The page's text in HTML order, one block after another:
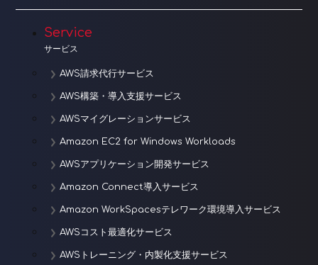
ョ
ン Service
サービス
AWS請求代行サービス
AWS構築・導入支援サービス
AWSマイグレーションサービス
Amazon EC2 for Windows Workloads
AWSアプリケーション開発サービス
Amazon Connect導入サービス
Amazon WorkSpacesテレワーク環境導入サービス
AWSコスト最適化サービス
AWSトレーニング・内製化支援サービス